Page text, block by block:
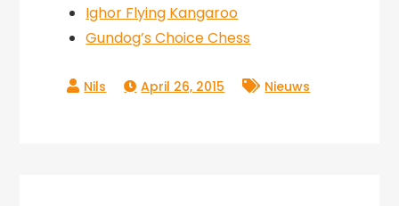
Ighor Flying Kangaroo
Gundog’s Choice Chess
April 26, 2015 Nieuws